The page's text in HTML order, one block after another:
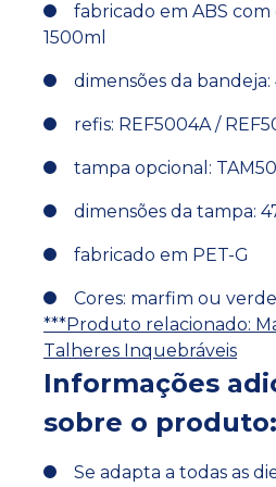
fabricado em ABS
1500ml
dimensões da
refis: REF5004A /
tampa opcional:
dimensões da tampa:
fabricado em PET-G
Cores: marfim ou
***Produto relacionado:
Talheres Inquebráveis
Informações
sobre o produto:
Se adapta a todas as